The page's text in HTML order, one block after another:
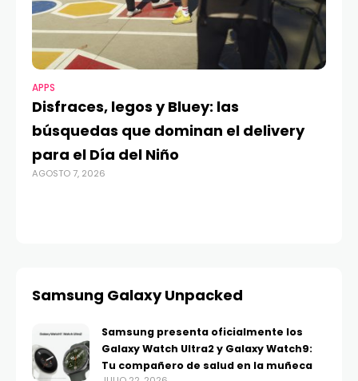
APPS
Disfraces, legos y Bluey: las
búsquedas que dominan el delivery
para el Día del Niño
AGOSTO 7, 2026
Samsung Galaxy Unpacked
Samsung presenta oficialmente los
Galaxy Watch Ultra2 y Galaxy Watch9:
Tu compañero de salud en la muñeca